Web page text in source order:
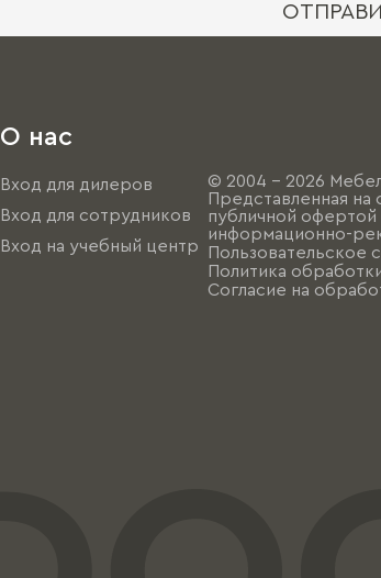
О нас
Вход для дилеров
Вход для сотрудников
Вход на учебный центр
© 2004 - 2026
Представленная на
публичной офертой
информационно-
Пользовательское
Политика
Согласие на